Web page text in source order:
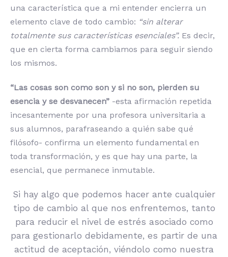
una característica que a mi entender encierra un
elemento clave de todo cambio: “sin alterar
totalmente sus características esenciales”. Es decir,
que en cierta forma cambiamos para seguir siendo
los mismos.
“Las cosas son como son y si no son, pierden su
esencia y se desvanecen” -esta afirmación repetida
incesantemente por una profesora universitaria a
sus alumnos, parafraseando a quién sabe qué
filósofo- confirma un elemento fundamental en
toda transformación, y es que hay una parte, la
esencial, que permanece inmutable.
Si hay algo que podemos hacer ante cualquier
tipo de cambio al que nos enfrentemos, tanto
para reducir el nivel de estrés asociado como
para gestionarlo debidamente, es partir de una
actitud de aceptación, viéndolo como nuestra